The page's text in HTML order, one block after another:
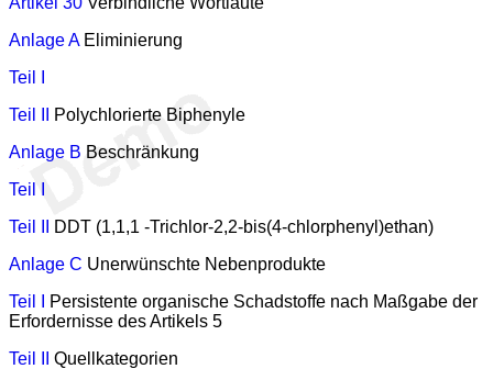
Anlage AEliminierung
Teil I
Teil II
Polychlorierte Biphenyle
Anlage B Beschränkung
Teil I
Teil II
DDT (1,1,1 -Trichlor-2,2-bis(4-chlorphenyl)ethan)
Anlage C Unerwünschte Nebenprodukte
Teil I
Persistente organische Schadstoffe nach Maßgabe der
Erfordernisse des Artikels 5
Teil II
Quellkategorien